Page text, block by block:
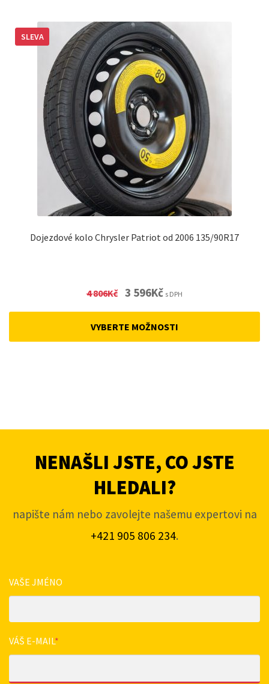
Dojezdové kolo Chrysler Patriot od 2006 135/90R17
SLEVA
4 806Kč Original
3 596KčCurrent
s DPH
VYBERTE MOŽNOSTI
NENAŠLI JSTE, CO JSTE
HLEDALI?
napište nám nebo zavolejte našemu expertovi na
+421 905 806 234.
VAŠE JMÉNO
VÁŠ E-MAIL*